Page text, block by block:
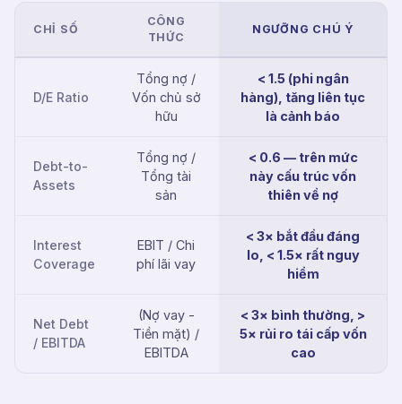
CHỈ SỐ
CÔNG
THỨC
NGƯỠNG CHÚ Ý
D/E Ratio
Tổng nợ /
Vốn chủ sở
hữu
< 1.5 (phi ngân
hàng), tăng liên tục
là cảnh báo
Debt-to-
Assets
Tổng nợ /
Tổng tài
sản
< 0.6 — trên mức
này cấu trúc vốn
thiên về nợ
Interest
Coverage
EBIT / Chi
phí lãi vay
< 3× bắt đầu đáng
lo, < 1.5× rất nguy
hiểm
Net Debt
/ EBITDA
(Nợ vay -
Tiền mặt) /
EBITDA
< 3× bình thường, >
5× rủi ro tái cấp vốn
cao